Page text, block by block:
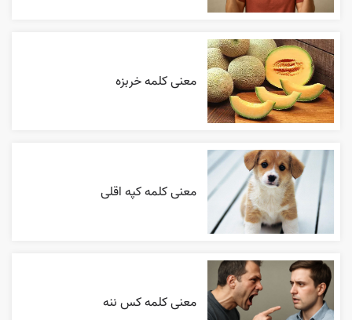
معنی کلمه خربزه
معنی کلمه کپه اقلی
معنی کلمه کس ننه